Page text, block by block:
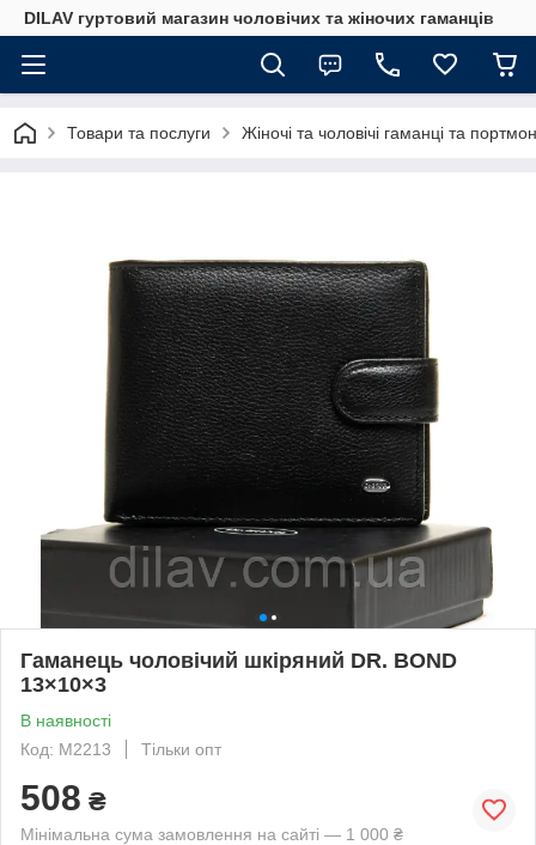
DILAV гуртовий магазин чоловічих та жіночих гаманців
Товари та послуги Жіночі та чоловічі гаманці та
Гаманець чоловічий шкіряний DR. BOND
13×10×3
В наявності
Код: M2213
Тільки опт
508 ₴
Мінімальна сума замовлення на сайті — 1 000 ₴